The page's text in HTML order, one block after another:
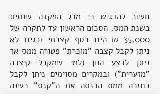
חשוב להדגיש כי מכל הפקדה שנתית
בשנת המס, הסכום הראשון עד לתקרה של
35,000 ₪ הינו כסף קצבתי ובגינו לא
ניתן לקבל קצבה "מוכרת" פטורה ממס אך
ניתן לבצע הוון (למי שמקבל קיצבה
"מזערית") ובמקרים מסוימים ניתן לקבל
בחזרה ממס הכנסה את ה"קנס" כשנה